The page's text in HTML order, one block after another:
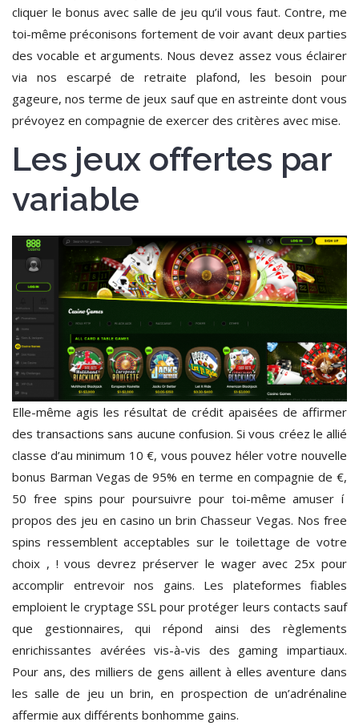
cliquer le bonus avec salle de jeu qu’il vous faut. Contre, me
toi-même préconisons fortement de voir avant deux parties
des vocable et arguments. Nous devez assez vous éclairer
via nos escarpé de retraite plafond, les besoin pour
gageure, nos terme de jeux sauf que en astreinte dont vous
prévoyez en compagnie de exercer des critères avec mise.
Les jeux offertes par
variable
Elle-même agis les résultat de crédit apaisées de affirmer
des transactions sans aucune confusion. Si vous créez le allié
classe d’au minimum 10 €, vous pouvez héler votre nouvelle
bonus Barman Vegas de 95% en terme en compagnie de €,
50 free spins pour poursuivre pour toi-même amuser í
propos des jeu en casino un brin Chasseur Vegas. Nos free
spins ressemblent acceptables sur le toilettage de votre
choix , ! vous devrez préserver le wager avec 25x pour
accomplir entrevoir nos gains. Les plateformes fiables
emploient le cryptage SSL pour protéger leurs contacts sauf
que gestionnaires, qui répond ainsi des règlements
enrichissantes avérées vis-à-vis des gaming impartiaux.
Pour ans, des milliers de gens aillent à elles aventure dans
les salle de jeu un brin, en prospection de un’adrénaline
affermie aux différents bonhomme gains.